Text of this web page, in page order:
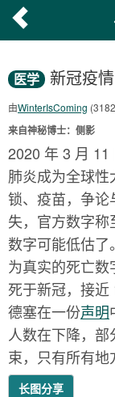
医学 新冠疫
由WinterIsComing
来自神秘博士：侧影
2020 年 3 月 11
肺炎成为全球
锁、疫苗，争论
失，官方数字
数字可能低估
为真实的死亡
死于新冠，接近
德塞在一份声明
人数在下降，
束，只有所有地
长图分享